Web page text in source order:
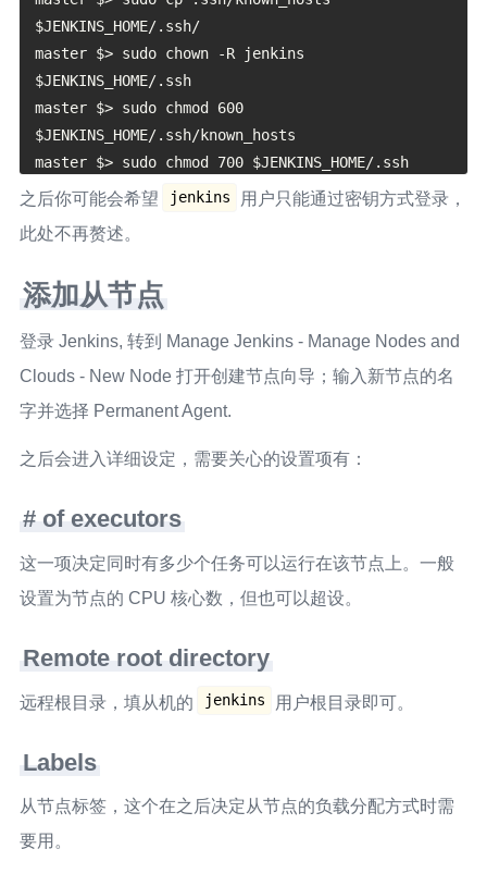
$JENKINS_HOME/.ssh/
master $> sudo chown -R jenkins
$JENKINS_HOME/.ssh
master $> sudo chmod 600
$JENKINS_HOME/.ssh/known_hosts
master $> sudo chmod 700 $JENKINS_HOME/.ssh
之后你可能会希望 jenkins
用户只能通过密钥方式登录，
此处不再赘述。
添加从节点
登录 Jenkins, 转到 Manage Jenkins - Manage Nodes and
Clouds - New Node 打开创建节点向导；输入新节点的名
字并选择 Permanent Agent.
之后会进入详细设定，需要关心的设置项有：
# of executors
这一项决定同时有多少个任务可以运行在该节点上。一般
设置为节点的 CPU 核心数，但也可以超设。
Remote root directory
远程根目录，填从机的 jenkins 用户根目录即可。
Labels
从节点标签，这个在之后决定从节点的负载分配方式时需
要用。